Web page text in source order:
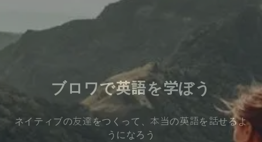
ブロワで英語を学ぼう
ネイティブの友達をつくって、本当の英語を話せるよ
うになろう